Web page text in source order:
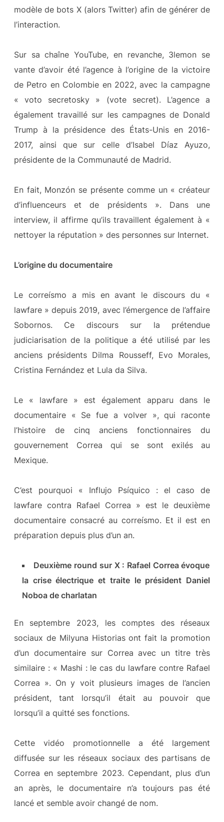
modèle de bots X (alors Twitter) afin de générer de
l’interaction.
Sur sa chaîne YouTube, en revanche, 3lemon se
vante d’avoir été l’agence à l’origine de la victoire
de Petro en Colombie en 2022, avec la campagne
« voto secretosky » (vote secret). L’agence a
également travaillé sur les campagnes de Donald
Trump à la présidence des États-Unis en 2016-
2017, ainsi que sur celle d’Isabel Díaz Ayuzo,
présidente de la Communauté de Madrid.
En fait, Monzón se présente comme un « créateur
d’influenceurs et de présidents ». Dans une
interview, il affirme qu’ils travaillent également à «
nettoyer la réputation » des personnes sur Internet.
L’origine du documentaire
Le correísmo a mis en avant le discours du «
lawfare » depuis 2019, avec l’émergence de l’affaire
Sobornos. Ce discours sur la prétendue
judiciarisation de la politique a été utilisé par les
anciens présidents Dilma Rousseff, Evo Morales,
Cristina Fernández et Lula da Silva.
Le « lawfare » est également apparu dans le
documentaire « Se fue a volver », qui raconte
l’histoire de cinq anciens fonctionnaires du
gouvernement Correa qui se sont exilés au
Mexique.
C’est pourquoi « Influjo Psíquico : el caso de
lawfare contra Rafael Correa » est le deuxième
documentaire consacré au correísmo. Et il est en
préparation depuis plus d’un an.
Deuxième round sur X : Rafael Correa évoque
la crise électrique et traite le président Daniel
Noboa de charlatan
En septembre 2023, les comptes des réseaux
sociaux de Milyuna Historias ont fait la promotion
d’un documentaire sur Correa avec un titre très
similaire : « Mashi : le cas du lawfare contre Rafael
Correa ». On y voit plusieurs images de l’ancien
président, tant lorsqu’il était au pouvoir que
lorsqu’il a quitté ses fonctions.
Cette vidéo promotionnelle a été largement
diffusée sur les réseaux sociaux des partisans de
Correa en septembre 2023. Cependant, plus d’un
an après, le documentaire n’a toujours pas été
lancé et semble avoir changé de nom.